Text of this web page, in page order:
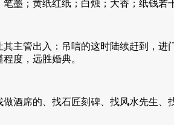
墨；黄纸红纸；白烛；大香；纸钱若
管出入：吊唁的这时陆续赶到，进
度，远胜婚典。
酒席的、找石匠刻碑、找风水先生